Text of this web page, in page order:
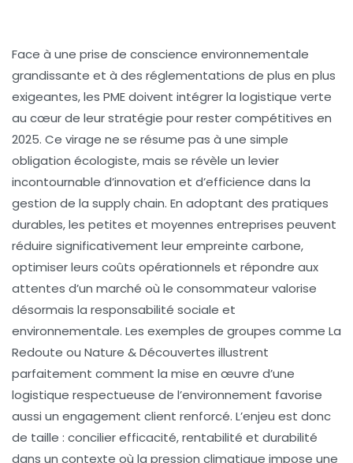
Face à une prise de conscience environnementale
grandissante et à des réglementations de plus en plus
exigeantes, les PME doivent intégrer la logistique verte
au cœur de leur stratégie pour rester compétitives en
2025. Ce virage ne se résume pas à une simple
obligation écologiste, mais se révèle un levier
incontournable d’innovation et d’efficience dans la
gestion de la supply chain. En adoptant des pratiques
durables, les petites et moyennes entreprises peuvent
réduire significativement leur empreinte carbone,
optimiser leurs coûts opérationnels et répondre aux
attentes d’un marché où le consommateur valorise
désormais la responsabilité sociale et
environnementale. Les exemples de groupes comme La
Redoute ou Nature & Découvertes illustrent
parfaitement comment la mise en œuvre d’une
logistique respectueuse de l’environnement favorise
aussi un engagement client renforcé. L’enjeu est donc
de taille : concilier efficacité, rentabilité et durabilité
dans un contexte où la pression climatique impose une